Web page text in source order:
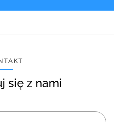
się z nami